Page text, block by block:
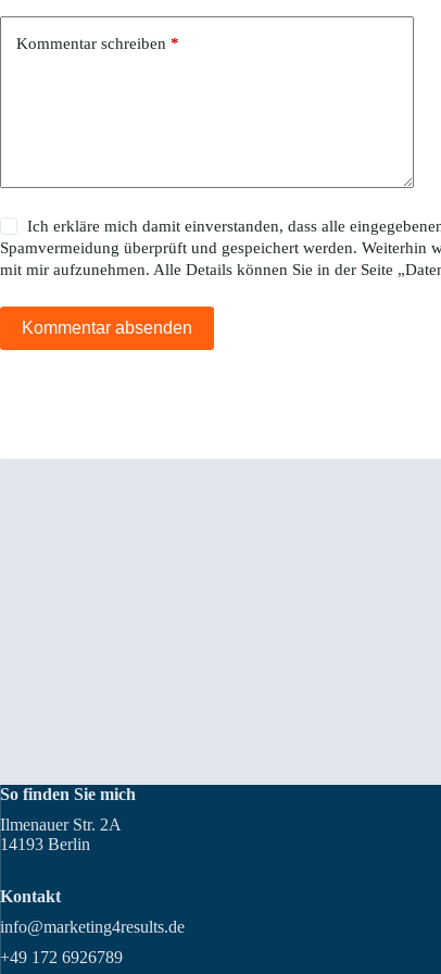
Kommentar schreiben *
Ich erkläre mich damit einverstanden, dass alle
Spamvermeidung überprüft und gespeichert werden. Weiterhin
mit mir aufzunehmen. Alle Details können Sie in der Seite „
Kommentar absenden
So finden Sie mich
Ilmenauer Str. 2A
14193 Berlin
Kontakt
info@marketing4results.de
+49 172 6926789